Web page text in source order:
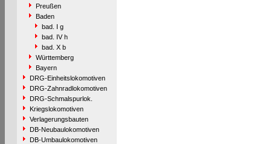
Preußen
Baden
bad. I g
bad. IV h
bad. X b
Württemberg
Bayern
DRG-Einheitslokomotiven
DRG-Zahnradlokomotiven
DRG-Schmalspurlok.
Kriegslokomotiven
Verlagerungsbauten
DB-Neubaulokomotiven
DB-Umbaulokomotiven